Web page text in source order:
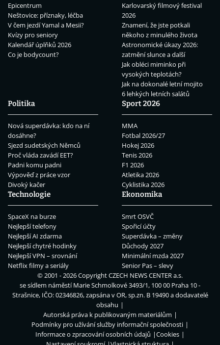
Epicentrum
Neštovice: příznaky, léčba
V čem jezdí Yamal a Mesii?
Kvízy pro seniory
Kalendář úplňků 2026
Co je bodycount?
Karlovarský filmový festival
2026
Znamení, že jste potkali
někoho z minulého života
Astronomické úkazy 2026:
zatmění slunce a další
Jak obléci miminko při
vysokých teplotách?
Jak na dokonalé letní mojito
6 lehkých letních salátů
Politika
Nová superdávka: kdo na ní
dosáhne?
Sjezd sudetských Němců
Proč vláda zavádí EET?
Padni komu padni
Výpověď z práce vzor
Divoký kačer
Sport 2026
MMA
Fotbal 2026/27
Hokej 2026
Tenis 2026
F1 2026
Atletika 2026
Cyklistika 2026
Technologie
SpaceX na burze
Nejlepší telefony
Nejlepší AI zdarma
Nejlepší chytré hodinky
Nejlepší VPN – srovnání
Netflix filmy a seriály
Ekonomika
Smrt OSVČ
Spořicí účty
Superdávka – změny
Důchody 2027
Minimální mzda 2027
Senior Pas – slevy
© 2001 - 2026 CopyrightCZECH NEWS CENTER a.s.
se sídlem náměstí Marie Schmolkové 3493/1, 100 00 Praha 10 -
Strašnice, IČO: 02346826, zapsána v OR, sp.zn. B 19490 a dodavatelé
obsahu
Autorská práva k publikovaným materiálům
Podmínky pro užívání služby informační společnosti
Informace o zpracování osobních údajů
Cookies